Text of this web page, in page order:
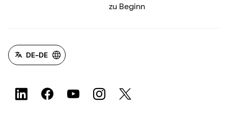
zu Beginn
DE-DE